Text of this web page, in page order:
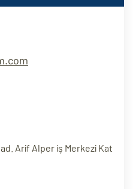
Arif Alper iş Merkezi Kat